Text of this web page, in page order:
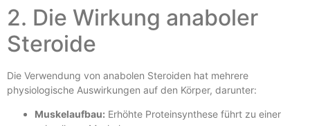
2. Die Wirkung anaboler
Steroide
Die Verwendung von anabolen Steroiden hat mehrere
physiologische Auswirkungen auf den Körper, darunter:
Muskelaufbau: Erhöhte Proteinsynthese führt zu einer